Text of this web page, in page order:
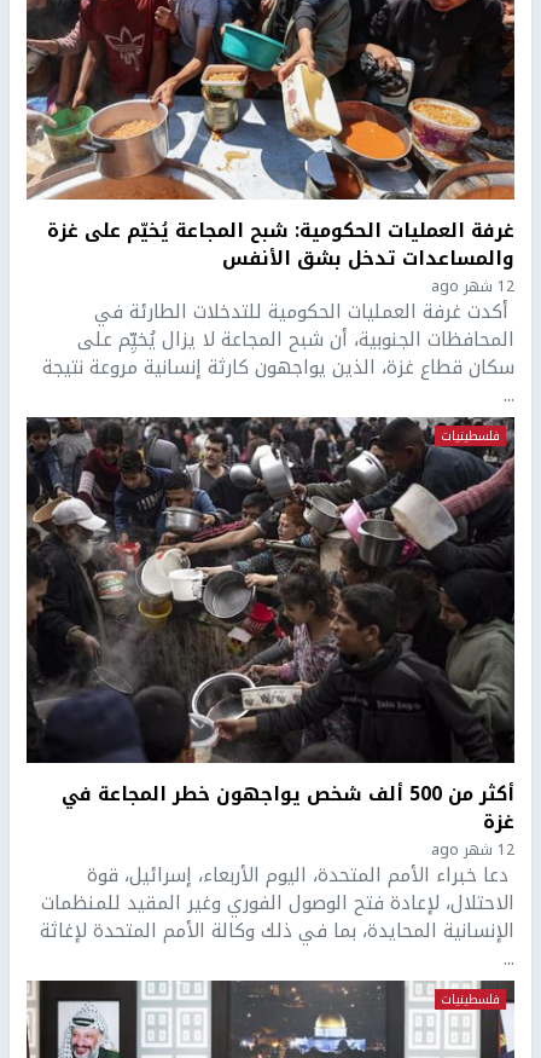
غرفة العمليات الحكومية: شبح المجاعة يُخيّم على غزة
والمساعدات تدخل بشق الأنفس
12 شهر ago
أكدت غرفة العمليات الحكومية للتدخلات الطارئة في
المحافظات الجنوبية، أن شبح المجاعة لا يزال يُخيِّم على
سكان قطاع غزة، الذين يواجهون كارثة إنسانية مروعة نتيجة
...
فلسطينيات
أكثر من 500 ألف شخص يواجهون خطر المجاعة في
غزة
12 شهر ago
دعا خبراء الأمم المتحدة، اليوم الأربعاء، إسرائيل، قوة
الاحتلال، لإعادة فتح الوصول الفوري وغير المقيد للمنظمات
الإنسانية المحايدة، بما في ذلك وكالة الأمم المتحدة لإغاثة
...
فلسطينيات